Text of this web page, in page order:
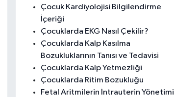
Çocuk Kardiyolojisi Bilgilendirme
İçeriği
Çocuklarda EKG Nasıl Çekilir?
Çocuklarda Kalp Kasılma
Bozukluklarının Tanısı ve Tedavisi
Çocuklarda Kalp Yetmezliği
Çocuklarda Ritim Bozukluğu
Fetal Aritmilerin İntrauterin Yönetimi